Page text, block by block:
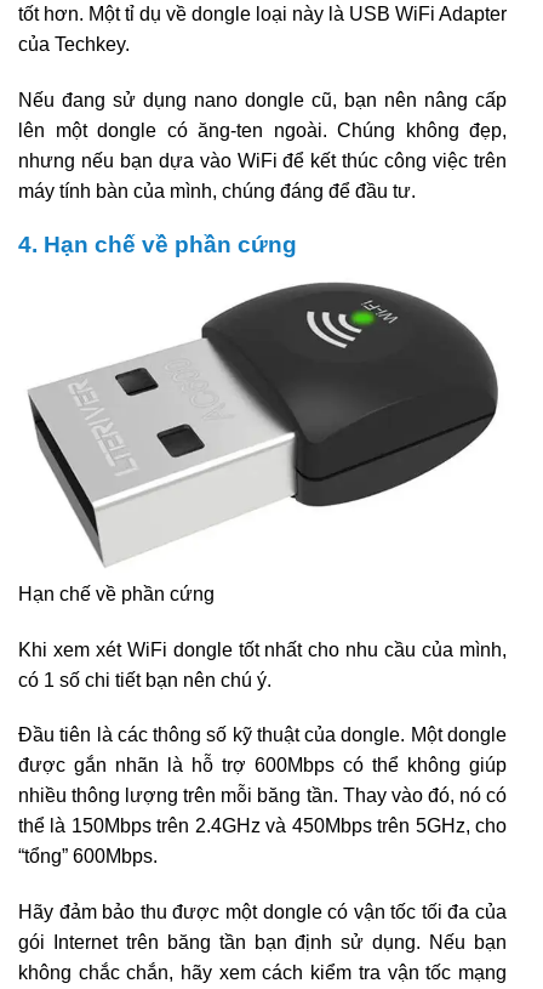
tốt hơn. Một tỉ dụ về dongle loại này là USB WiFi Adapter
của Techkey.
Nếu đang sử dụng nano dongle cũ, bạn nên nâng cấp
lên một dongle có ăng-ten ngoài. Chúng không đẹp,
nhưng nếu bạn dựa vào WiFi để kết thúc công việc trên
máy tính bàn của mình, chúng đáng để đầu tư.
4. Hạn chế về phần cứng
Hạn chế về phần cứng
Khi xem xét WiFi dongle tốt nhất cho nhu cầu của mình,
có 1 số chi tiết bạn nên chú ý.
Đầu tiên là các thông số kỹ thuật của dongle. Một dongle
được gắn nhãn là hỗ trợ 600Mbps có thể không giúp
nhiều thông lượng trên mỗi băng tần. Thay vào đó, nó có
thể là 150Mbps trên 2.4GHz và 450Mbps trên 5GHz, cho
“tổng” 600Mbps.
Hãy đảm bảo thu được một dongle có vận tốc tối đa của
gói Internet trên băng tần bạn định sử dụng. Nếu bạn
không chắc chắn, hãy xem cách kiểm tra vận tốc mạng